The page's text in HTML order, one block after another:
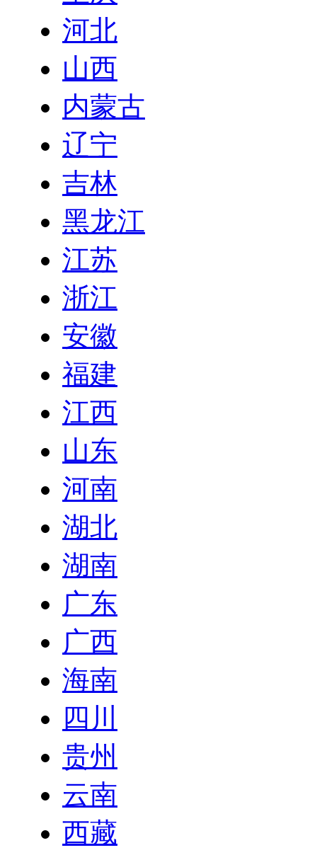
河北
山西
内蒙古
辽宁
吉林
黑龙江
江苏
浙江
安徽
福建
江西
山东
河南
湖北
湖南
广东
广西
海南
四川
贵州
云南
西藏